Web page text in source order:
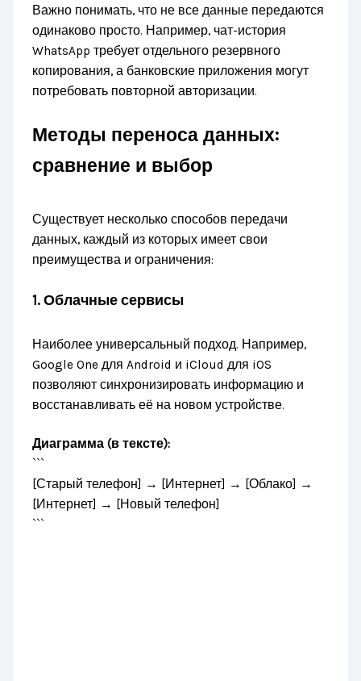
Важно понимать, что не все данные передаются
одинаково просто. Например, чат-история
WhatsApp требует отдельного резервного
копирования, а банковские приложения могут
потребовать повторной авторизации.
Методы переноса данных:
сравнение и выбор
Существует несколько способов передачи
данных, каждый из которых имеет свои
преимущества и ограничения:
1. Облачные сервисы
Наиболее универсальный подход. Например,
Google One для Android и iCloud для iOS
позволяют синхронизировать информацию и
восстанавливать её на новом устройстве.
Диаграмма (в тексте):
```
[Старый телефон] → [Интернет] → [Облако] →
[Интернет] → [Новый телефон]
```